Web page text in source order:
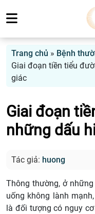
Trang chủ » Bệnh
Giai đoạn tiền tiểu
giác
Giai đoạn
những dấu
Tác giả: huong
Thông thường, ở
uống không lành
là đối tượng có nguy